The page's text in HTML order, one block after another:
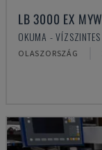
LB 3000 EX
OKUMA - VÍZSZINTES
OLASZORSZÁG